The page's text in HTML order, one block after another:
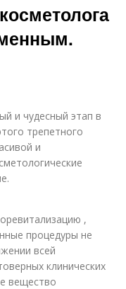
и чудесный этап в
трепетного
и
,
процедуры не
всей
клинических
вещество